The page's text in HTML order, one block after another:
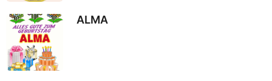
ALMA